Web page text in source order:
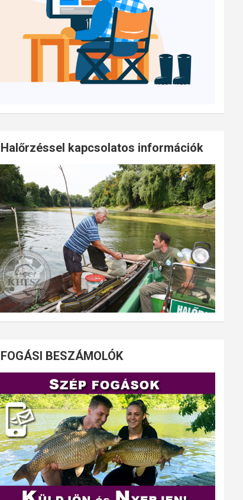
Halőrzéssel kapcsolatos információk
FOGÁSI BESZÁMOLÓK